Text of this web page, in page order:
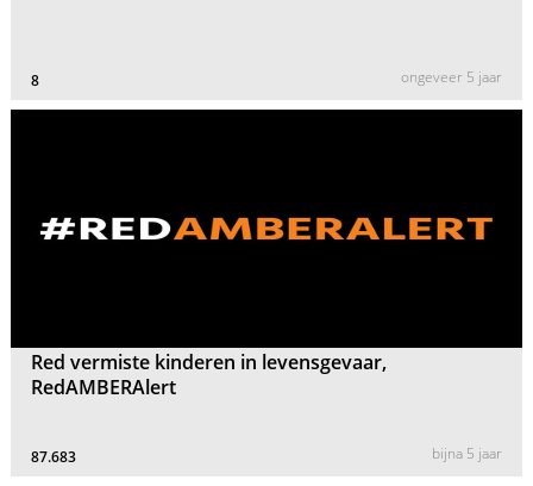
8 ongeveer 5 jaar
Red vermiste kinderen in levensgevaar,
RedAMBERAlert
87.683 bijna 5 jaar